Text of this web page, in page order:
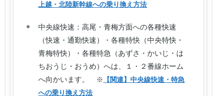
上越・北陸新幹線への乗り換え方法
中央線快速：高尾・青梅方面への各種快速
（快速・通勤快速）・各種特快（中央特快・
青梅特快）・各種特急（あずさ・かいじ・は
ちおうじ・おうめ）へは、１・２番線ホーム
へ向かいます。
※
【関連】中央線快速・特急
への乗り換え方法